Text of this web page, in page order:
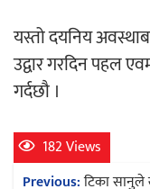
यस्तो दयनिय
उद्वार गरदिन पहल
गर्दछौ ।
182 Views
Post
Previous:टिका सानुले